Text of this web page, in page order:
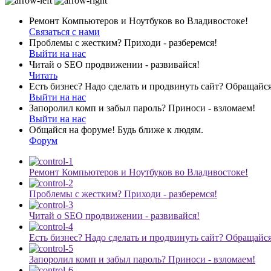
Ремонт Компьютеров и Ноутбуков во Владивостоке!
Связаться с нами
Проблемы с жестким? Приходи - разберемся!
Выйти на нас
Читай о SEO продвижении - развивайся!
Читать
Есть бизнес? Надо сделать и продвинуть сайт?
Выйти на нас
Запоролил комп и забыл пароль? Приноси - взломаем!
Выйти на нас
Общайся на форуме! Будь ближе к людям.
Форум
Ремонт Компьютеров и Ноутбуков во Владивостоке!
Проблемы с жестким? Приходи - разберемся!
Читай о SEO продвижении - развивайся!
Есть бизнес? Надо сделать и продвинуть сайт?
Запоролил комп и забыл пароль? Приноси - взломаем!